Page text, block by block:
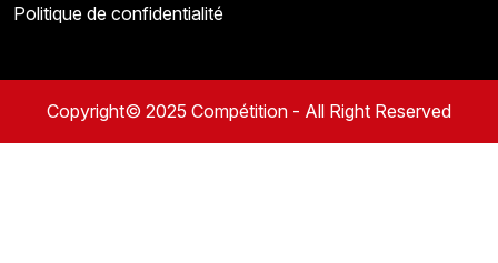
Politique de confidentialité
Copyright© 2025 Compétition - All Right Reserved